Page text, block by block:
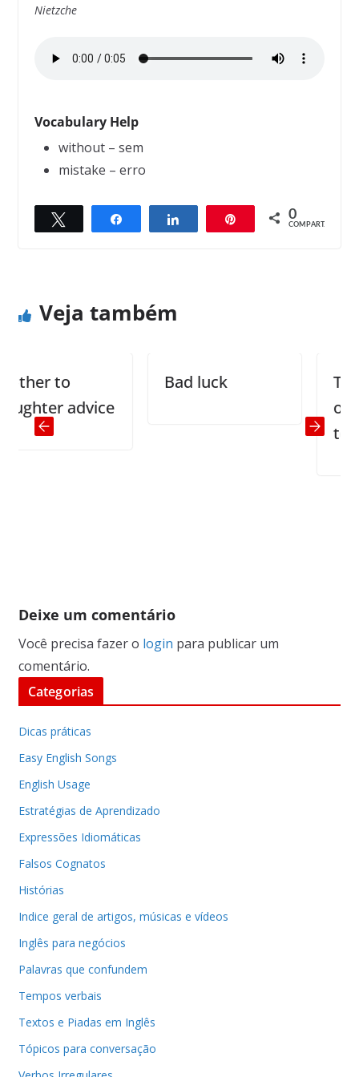
Nietzche
Vocabulary Help
without – sem
mistake – erro
Compartilhar Compartilhar 0
COMPART.
Nineteen things that took me almost 50 ye
Next →
Veja também
to
advice
Bad luck
The
out
Deixe um comentário
Você precisa fazer o login para publicar um
comentário.
Categorias
Dicas práticas
Easy English Songs
English Usage
Estratégias de Aprendizado
Expressões Idiomáticas
Falsos Cognatos
Histórias
Indice geral de artigos, músicas e vídeos
Inglês para negócios
Palavras que confundem
Tempos verbais
Textos e Piadas em Inglês
Tópicos para conversação